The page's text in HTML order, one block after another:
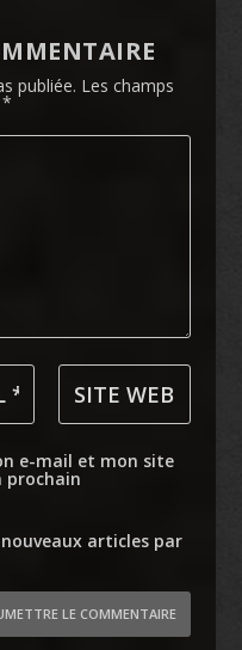
publiée. Les champs
*
e-mail et mon site
prochain
articles par
LE COMMENTAIRE